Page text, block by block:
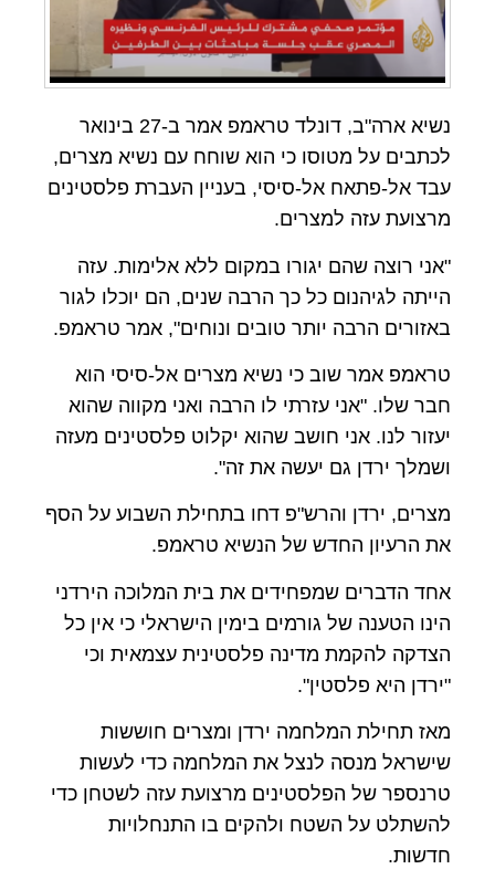
נשיא ארה"ב, דונלד טראמפ אמר ב-27 בינואר
לכתבים על מטוסו כי הוא שוחח עם נשיא מצרים,
עבד אל-פתאח אל-סיסי, בעניין העברת פלסטינים
מרצועת עזה למצרים.
"אני רוצה שהם יגורו במקום ללא אלימות. עזה
הייתה לגיהנום כל כך הרבה שנים, הם יוכלו לגור
באזורים הרבה יותר טובים ונוחים", אמר טראמפ.
טראמפ אמר שוב כי נשיא מצרים אל-סיסי הוא
חבר שלו. "אני עזרתי לו הרבה ואני מקווה שהוא
יעזור לנו. אני חושב שהוא יקלוט פלסטינים מעזה
ושמלך ירדן גם יעשה את זה".
מצרים, ירדן והרש"פ דחו בתחילת השבוע על הסף
את הרעיון החדש של הנשיא טראמפ.
אחד הדברים שמפחידים את בית המלוכה הירדני
הינו הטענה של גורמים בימין הישראלי כי אין כל
הצדקה להקמת מדינה פלסטינית עצמאית וכי
"ירדן היא פלסטין".
מאז תחילת המלחמה ירדן ומצרים חוששות
שישראל מנסה לנצל את המלחמה כדי לעשות
טרנספר של הפלסטינים מרצועת עזה לשטחן כדי
להשתלט על השטח ולהקים בו התנחלויות
חדשות.